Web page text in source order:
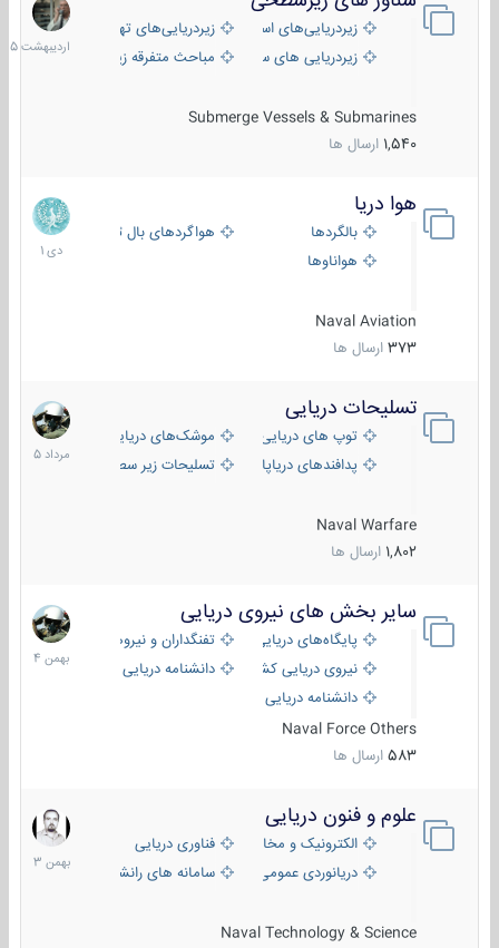
زیردریایی‌های استراتژیکزیردریایی‌های تهاجمی
زیردریایی های سبک
مباحث متفرقه زیرسطحی
Submerge Vessels & Submarines
1,540 ارسال ها
1405
هوا دریا
بالگردها
هواگردهای بال ثابت
هواناوها
Naval Aviation
373 ارسال ها
12
دی
1401
تسلیحات دریایی
توپ های دریایی
موشک‌های دریایی
پدافندهای دریاپایه
تسلیحات زیر سطحی
Naval Warfare
1,802 ارسال ها
2
مرداد
1405
سایر بخش های نیروی دریایی
پایگاه‌های دریایی
تفنگداران و نیروهای ویژه‌ی دریایی
نیروی دریایی کشورهای مختلفدانشنامه دریایی
دانشنامه دریایی کپی
Naval Force Others
583 ارسال ها
22
بهمن
1404
علوم و فنون دریایی
الکترونیک و مخابرات دریاییفناوری دریایی
دریانوردی عمومی
سامانه های رانشی دریایی
Naval Technology & Science
6
بهمن
1403